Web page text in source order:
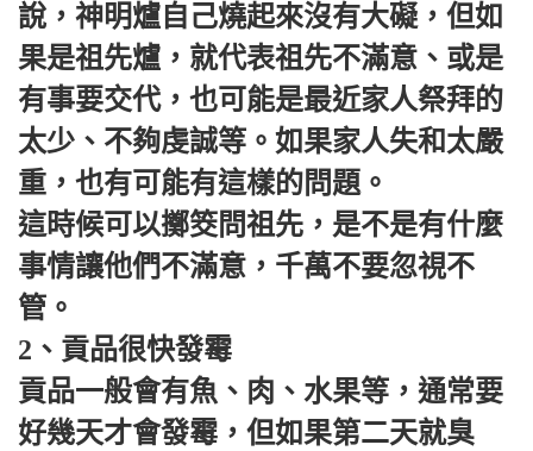
說，神明爐自己燒起來沒有大礙，但如
果是祖先爐，就代表祖先不滿意、或是
有事要交代，也可能是最近家人祭拜的
太少、不夠虔誠等。如果家人失和太嚴
重，也有可能有這樣的問題。
這時候可以擲筊問祖先，是不是有什麼
事情讓他們不滿意，千萬不要忽視不
管。
2、貢品很快發霉
貢品一般會有魚、肉、水果等，通常要
好幾天才會發霉，但如果第二天就臭